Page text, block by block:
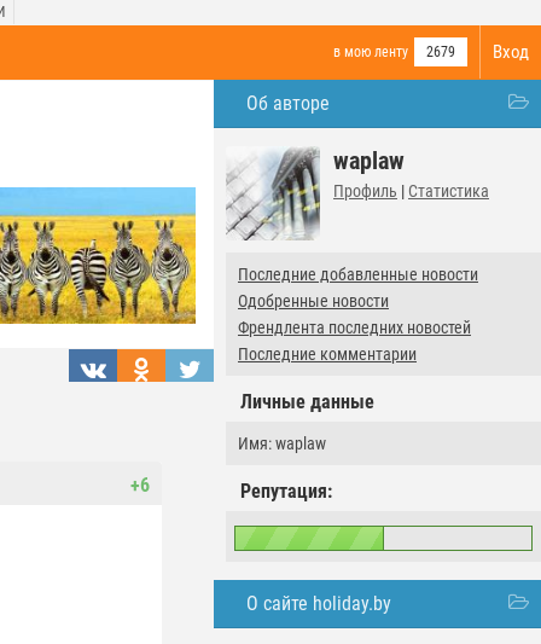
Вход
в мою ленту 2679
Об авторе
waplaw
Профиль | Статистика
Последние добавленные новости
Одобренные новости
Френдлента последних новостей
Последние комментарии
Личные данные
Имя: waplaw
Репутация:
О сайте holiday.by
+6